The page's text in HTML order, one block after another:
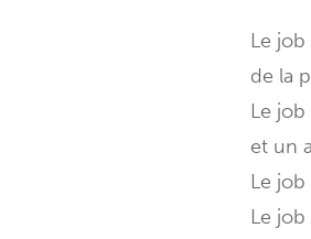
Le
de la
Le
et un
Le
Le